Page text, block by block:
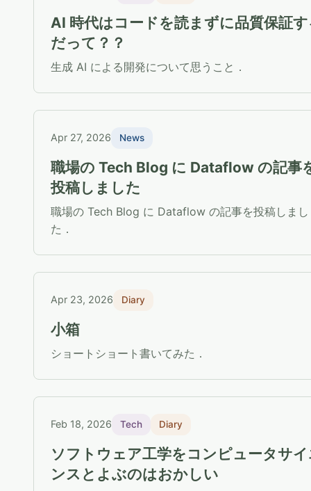
AI 時代はコードを読まずに品質保証
だって？？
生成 AI による開発について思うこと．
Apr 27, 2026 News
職場の Tech Blog に Dataflow の記事
投稿しました
職場の Tech Blog に Dataflow の記事を投稿しまし
た．
Apr 23, 2026 Diary
小箱
ショートショート書いてみた．
Feb 18, 2026 Tech Diary
ソフトウェア工学をコンピュータサ
ンスとよぶのはおかしい